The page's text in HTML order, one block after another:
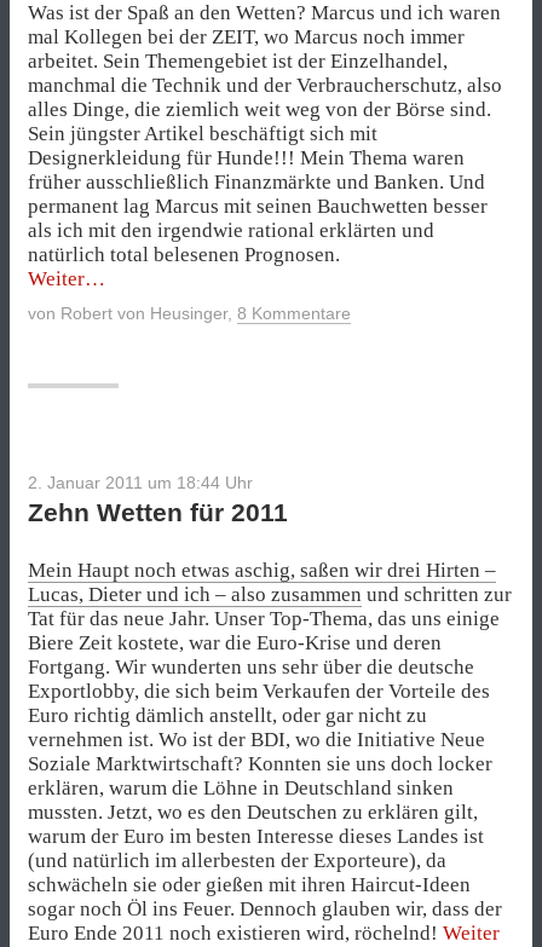
Was ist der Spaß an den Wetten? Marcus und ich waren
mal Kollegen bei der ZEIT, wo Marcus noch immer
arbeitet. Sein Themengebiet ist der Einzelhandel,
manchmal die Technik und der Verbraucherschutz, also
alles Dinge, die ziemlich weit weg von der Börse sind.
Sein jüngster Artikel beschäftigt sich mit
Designerkleidung für Hunde!!! Mein Thema waren
früher ausschließlich Finanzmärkte und Banken. Und
permanent lag Marcus mit seinen Bauchwetten besser
als ich mit den irgendwie rational erklärten und
natürlich total belesenen Prognosen.
Weiter„Die
ultimative
Dax-
von Robert von Heusinger, 8 Kommentare
2. Januar 2011 um 18:44 Uhr
Zehn Wetten für 2011
Mein Haupt noch etwas aschig, saßen wir drei Hirten –
Lucas, Dieter und ich – also zusammen und schritten zur
Tat für das neue Jahr. Unser Top-Thema, das uns einige
Biere Zeit kostete, war die Euro-Krise und deren
Fortgang. Wir wunderten uns sehr über die deutsche
Exportlobby, die sich beim Verkaufen der Vorteile des
Euro richtig dämlich anstellt, oder gar nicht zu
vernehmen ist. Wo ist der BDI, wo die Initiative Neue
Soziale Marktwirtschaft? Konnten sie uns doch locker
erklären, warum die Löhne in Deutschland sinken
mussten. Jetzt, wo es den Deutschen zu erklären gilt,
warum der Euro im besten Interesse dieses Landes ist
(und natürlich im allerbesten der Exporteure), da
schwächeln sie oder gießen mit ihren Haircut-Ideen
sogar noch Öl ins Feuer. Dennoch glauben wir, dass der
Euro Ende 2011 noch existieren wird, röchelnd! Weiter